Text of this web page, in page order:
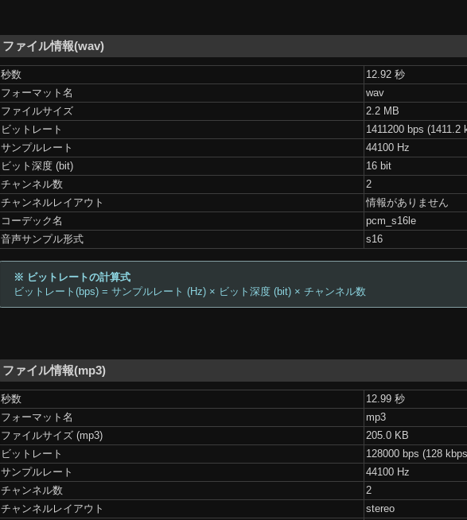
ファイル情報(wav)
秒数
12.92 秒
フォーマット名
wav
ファイルサイズ
2.2 MB
ビットレート
1411200 bps (1411.2
サンプルレート
44100 Hz
ビット深度 (bit)
16 bit
チャンネル数
2
チャンネルレイアウト
情報がありません
コーデック名
pcm_s16le
音声サンプル形式
s16
※ ビットレートの計算式
ビットレート(bps) = サンプルレート (Hz) × ビット深度 (bit) × チャンネル数
ファイル情報(mp3)
秒数
12.99 秒
フォーマット名
mp3
ファイルサイズ (mp3)
205.0 KB
ビットレート
128000 bps (128
サンプルレート
44100 Hz
チャンネル数
2
チャンネルレイアウト
stereo